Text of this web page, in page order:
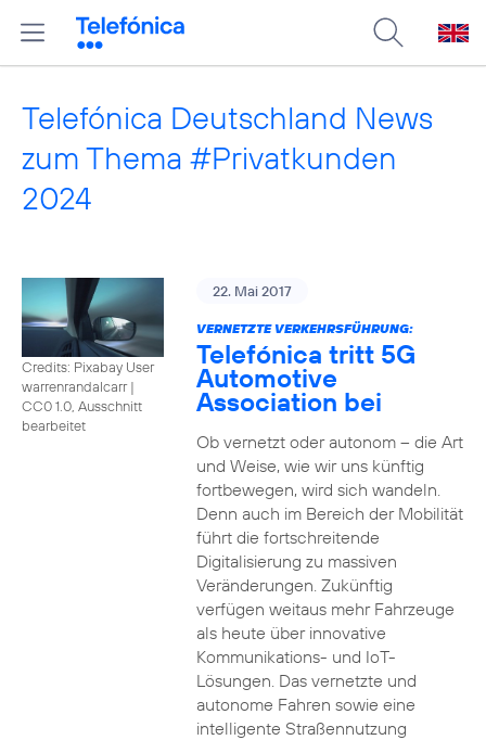
Telefónica Deutschland News
zum Thema #Privatkunden
2024
Credits: Pixabay User
warrenrandalcarr|
CC0 1.0, Ausschnitt
bearbeitet
22. Mai 2017
VERNETZTE VERKEHRSFÜHRUNG:
Telefónica tritt 5G
Automotive
Association bei
Ob vernetzt oder autonom – die Art
und Weise, wie wir uns künftig
fortbewegen, wird sich wandeln.
Denn auch im Bereich der Mobilität
führt die fortschreitende
Digitalisierung zu massiven
Veränderungen. Zukünftig
verfügen weitaus mehr Fahrzeuge
als heute über innovative
Kommunikations- und IoT-
Lösungen. Das vernetzte und
autonome Fahren sowie eine
intelligente Straßennutzung